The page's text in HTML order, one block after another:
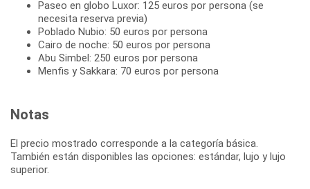
Paseo en globo Luxor: 125 euros por persona (se
necesita reserva previa)
Poblado Nubio: 50 euros por persona
Cairo de noche: 50 euros por persona
Abu Simbel: 250 euros por persona
Menfis y Sakkara: 70 euros por persona
Notas
El precio mostrado corresponde a la categoría básica.
También están disponibles las opciones: estándar, lujo y lujo
superior.